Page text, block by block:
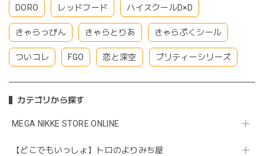
DORO レッドフード ハイスクールD×D
きゃらっぴん きゃらとりあ きゃらぷくシール
ついコレ FGO 恋と深空 プリティーシリーズ
カテゴリから探す
MEGA NIKKE STORE ONLINE
【どこでもいっしょ】トロのよりみち屋